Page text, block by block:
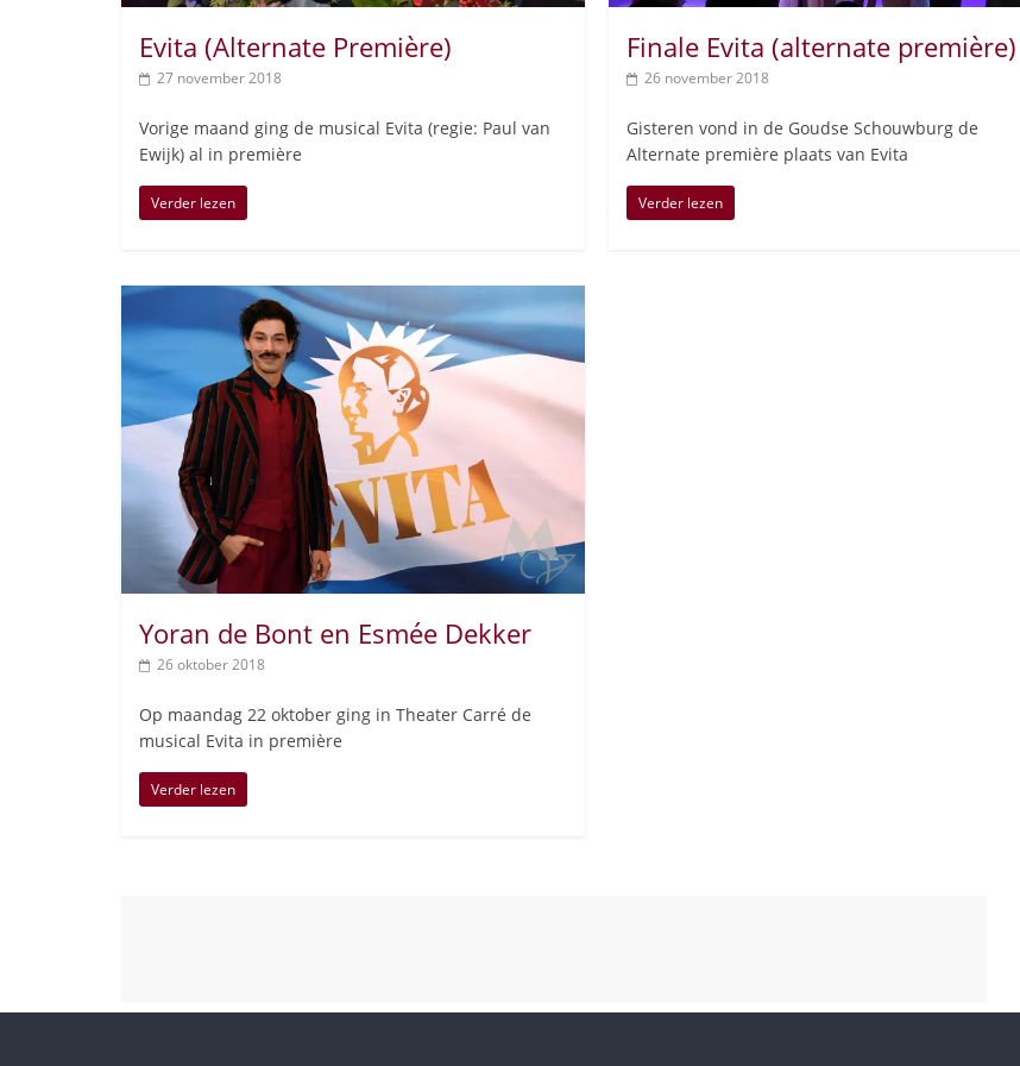
Evita (Alternate Première)
27 november 2018
Vorige maand ging de musical Evita (regie: Paul van
Ewijk) al in première
Verder lezen
Finale Evita (alternate première)
26 november 2018
Gisteren vond in de Goudse Schouwburg de
Alternate première plaats van Evita
Verder lezen
Yoran de Bont en Esmée Dekker
26 oktober 2018
Op maandag 22 oktober ging in Theater Carré de
musical Evita in première
Verder lezen